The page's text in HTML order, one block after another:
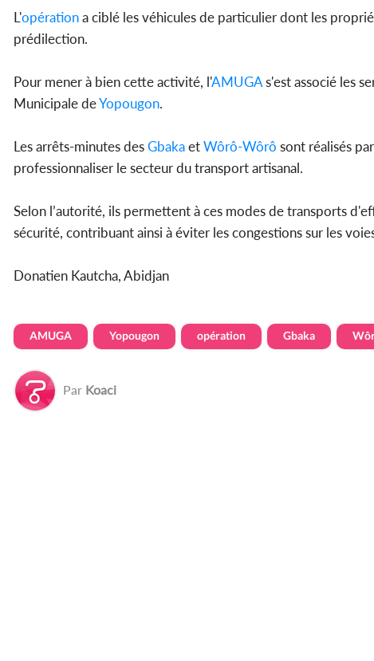
L'opérationa ciblé les véhicules de particulier dont les
prédilection.
Pour mener à bien cette activité, l'AMUGAs'est associé les
Municipale deYopougon.
Les arrêts-minutes desGbakaetWôrô-Wôrô sont réalisés
professionnaliser le secteur du transport artisanal.
Selon l’autorité, ils permettent à ces modes de transports
sécurité, contribuant ainsi à éviter les congestions sur les
Donatien Kautcha, Abidjan
AMUGA Yopougon opération Gbaka
Par Koaci